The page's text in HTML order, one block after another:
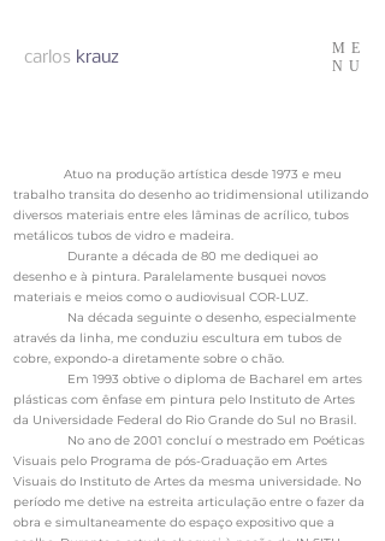
carlos krauz
ME
NU
Atuo na produção artística desde 1973 e meu
trabalho transita do desenho ao tridimensional utilizando
diversos materiais entre eles lâminas de acrílico, tubos
metálicos tubos de vidro e madeira.
Durante a década de 80 me dediquei ao
desenho e à pintura. Paralelamente busquei novos
materiais e meios como o audiovisual COR-LUZ.
Na década seguinte o desenho, especialmente
através da linha, me conduziu escultura em tubos de
cobre, expondo-a diretamente sobre o chão.
Em 1993 obtive o diploma de Bacharel em artes
plásticas com ênfase em pintura pelo Instituto de Artes
da Universidade Federal do Rio Grande do Sul no Brasil.
No ano de 2001 concluí o mestrado em Poéticas
Visuais pelo Programa de pós-Graduação em Artes
Visuais do Instituto de Artes da mesma universidade. No
período me detive na estreita articulaçāo entre o fazer da
obra e simultaneamente do espaço expositivo que a